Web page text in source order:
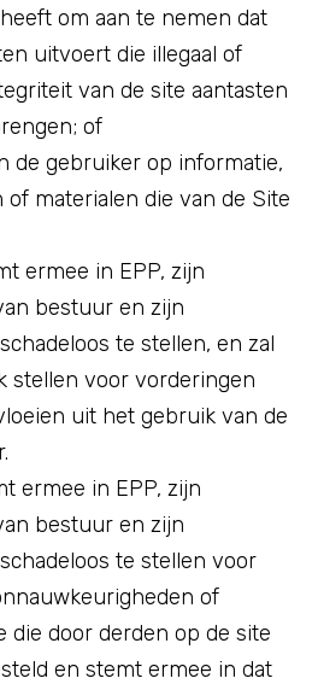
om aan te nemen dat
uitvoert die illegaal of
van de site aantasten
of
de gebruiker op informatie,
materialen die van de Site
ermee in EPP, zijn
bestuur en zijn
te stellen, en zal
stellen voor vorderingen
uit het gebruik van de
ermee in EPP, zijn
bestuur en zijn
te stellen voor
of
die door derden op de site
en stemt ermee in dat